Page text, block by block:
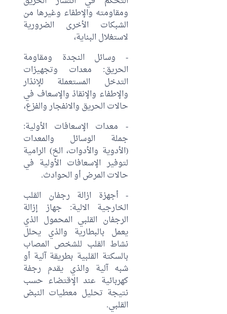
ومقاومته والإطفاء وغيرها من
الشبكات الأخرى الضرورية
لاستغلال البناية،
- وسائل النجدة ومقاومة
الحريق: معدات وتجهيزات
التدخل المستعملة للإنذار
والإطفاء والإنقاذ والإسعاف في
حالات الحريق والانفجار والفزع،
- معدات الإسعافات الأولية:
جملة الوسائل والمعدات
(الأدوية والأدوات، الخ) الرامية
لتوفير الإسعافات الأولية في
حالات المرض أو الحوادث.
- أجهزة ازالة رجفان القلب
الخارجية الالية: جهاز إزالة
الرجفان القلبي المحمول الذي
يعمل بالبطارية والذي يحلل
نشاط القلب للشخص المصاب
بالسكتة القلبية بطريقة آلية أو
شبه آلية والذي يقدم رجفة
كهربائية عند الإقتضاء حسب
نتيجة تحليل معطيات النبض
القلبي.